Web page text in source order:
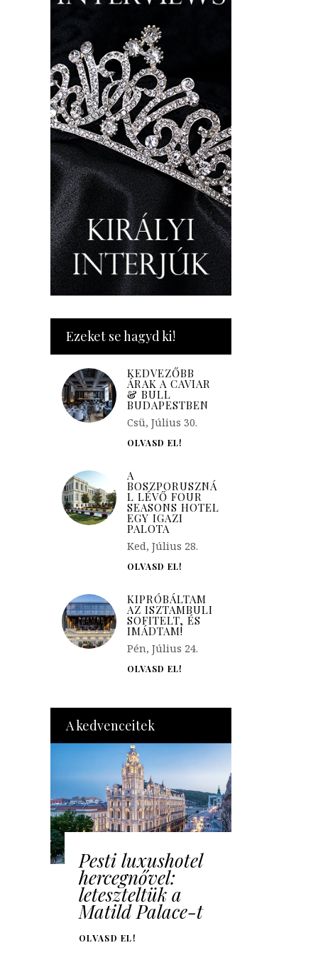
Ezeket se hagyd ki!
KEDVEZŐBB
ÁRAK A CAVIAR
& BULL
BUDAPESTBEN
Csü, Július 30.
OLVASD EL!
A
BOSZPORUSZNÁ
L LÉVŐ FOUR
SEASONS HOTEL
EGY IGAZI
PALOTA
Ked, Július 28.
OLVASD EL!
KIPRÓBÁLTAM
AZ ISZTAMBULI
SOFITELT, ÉS
IMÁDTAM!
Pén, Július 24.
OLVASD EL!
A kedvenceitek
Pesti luxushotel
hercegnővel:
leteszteltük a
Matild Palace-t
OLVASD EL!